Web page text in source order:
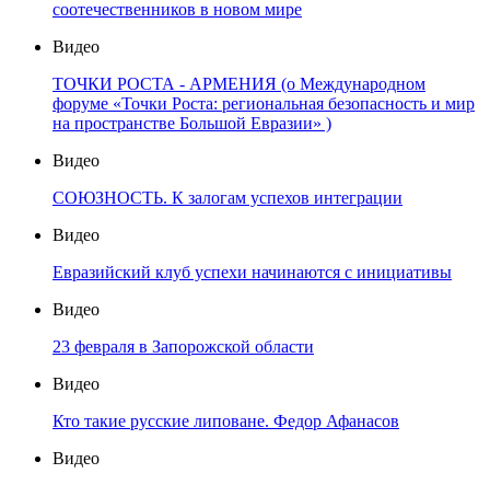
соотечественников в новом мире
Видео
ТОЧКИ РОСТА - АРМЕНИЯ (о Международном
форуме «Точки Роста: региональная безопасность и мир
на пространстве Большой Евразии» )
Видео
СОЮЗНОСТЬ. К залогам успехов интеграции
Видео
Евразийский клуб успехи начинаются с инициативы
Видео
23 февраля в Запорожской области
Видео
Кто такие русские липоване. Федор Афанасов
Видео